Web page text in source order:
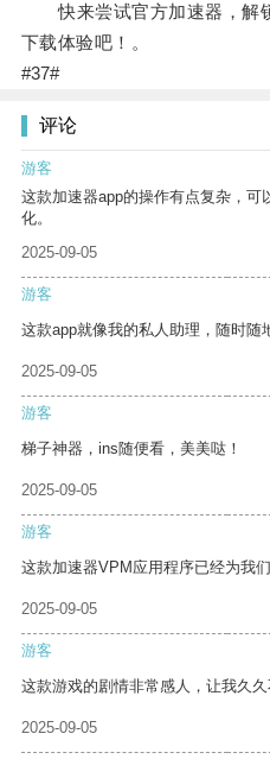
快来尝试官方加速器，解
下载体验吧！。
#37#
评论
游客
这款加速器app的操作有点复杂，
化。
2025-09-05
游客
这款app就像我的私人助理，随时随
2025-09-05
游客
梯子神器，ins随便看，美美哒！
2025-09-05
游客
这款加速器VPM应用程序已经为我
2025-09-05
游客
这款游戏的剧情非常感人，让我久久
2025-09-05